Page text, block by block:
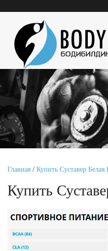
Главная / Купить Суставер Белая
Купить